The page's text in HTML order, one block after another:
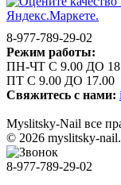
8-977-789-29-02
Режим работы:
ПН-ЧТ С 9.00 ДО
ПТ С 9.00 ДО 17.00
Свяжитесь с нами:
Myslitsky-Nail все
© 2026 myslitsky-
8-977-789-29-02